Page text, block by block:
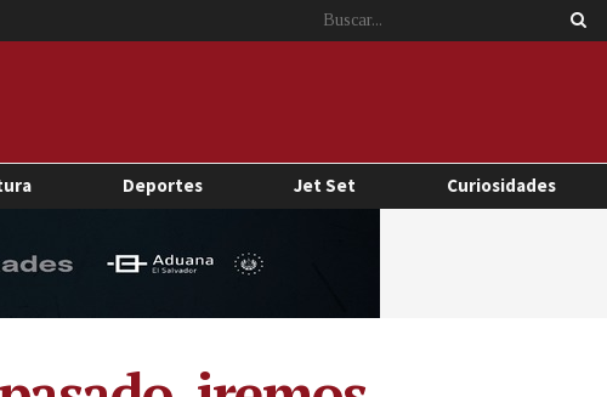
Deportes Jet Set Curiosidades